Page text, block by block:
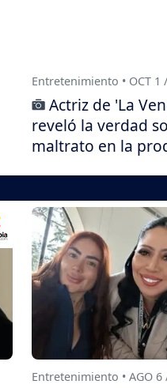
Entretenimiento • OCT 1
Actriz de 'La
reveló la verdad
maltrato en la
Entretenimiento • AGO 6